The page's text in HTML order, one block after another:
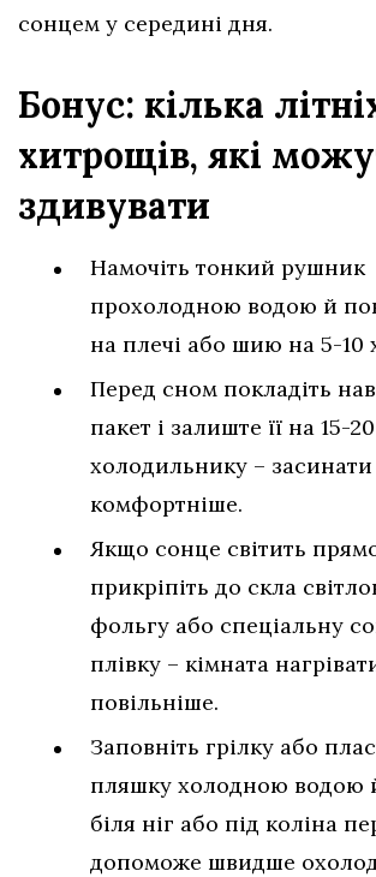
сонцем у середині дня.
Бонус: кілька
хитрощів, які
здивувати
Намочіть тонкий рушник
прохолодною водою й
на плечі або шию на 5-10
Перед сном покладіть
пакет і залиште її на 15-
холодильнику –
комфортніше.
Якщо сонце світить
прикріпіть до скла
фольгу або спеціальну
плівку – кімната
повільніше.
Заповніть грілку або
пляшку холодною водою й
біля ніг або під коліна
допоможе швидше